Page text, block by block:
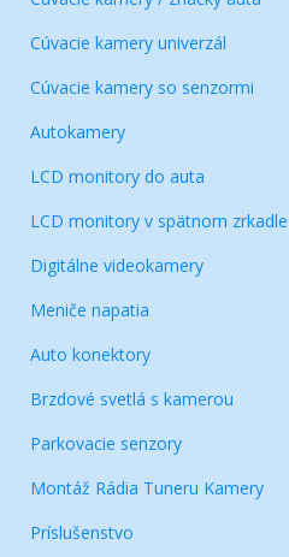
Cúvacie kamery univerzál
Cúvacie kamery so senzormi
Autokamery
LCD monitory do auta
LCD monitory v spätnom zrkadle
Digitálne videokamery
Meniče napatia
Auto konektory
Brzdové svetlá s kamerou
Parkovacie senzory
Montáž Rádia Tuneru Kamery
Príslušenstvo